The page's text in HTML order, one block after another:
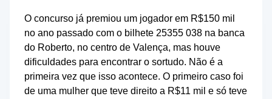
O concurso já premiou um jogador em R$150 mil
no ano passado com o bilhete 25355 038 na banca
do Roberto, no centro de Valença, mas houve
dificuldades para encontrar o sortudo. Não é a
primeira vez que isso acontece. O primeiro caso foi
de uma mulher que teve direito a R$11 mil e só teve